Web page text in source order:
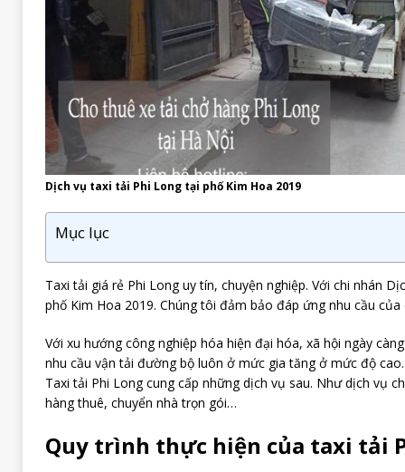
Dịch vụ taxi tải Phi Long tại phố Kim Hoa 2019
Mục lục
Taxi tải giá rẻ Phi Long uy tín, chuyện nghiệp. Với chi nhán
phố Kim Hoa 2019. Chúng tôi đảm bảo đáp ứng nhu cầu của
Với xu hướng công nghiệp hóa hiện đại hóa, xã hội ngày
nhu cầu vận tải đường bộ luôn ở mức gia tăng ở mức độ
Taxi tải Phi Long cung cấp những dịch vụ sau. Như dịch vụ
hàng thuê, chuyển nhà trọn gói…
Quy trình thực hiện của taxi tải